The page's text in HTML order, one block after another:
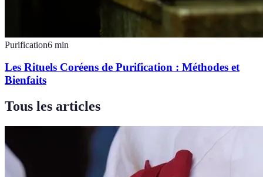
Purification6 min
Les Rituels Coréens de Purification : Méthodes et
Bienfaits
Tous les articles